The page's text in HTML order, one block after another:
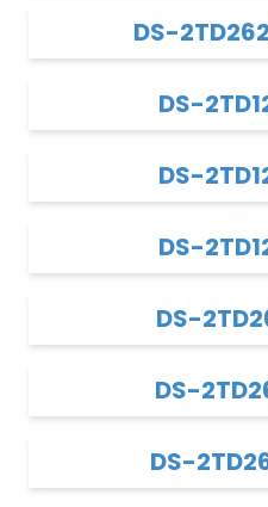
DS-
DS-
DS-
DS-
DS-
DS-
DS-